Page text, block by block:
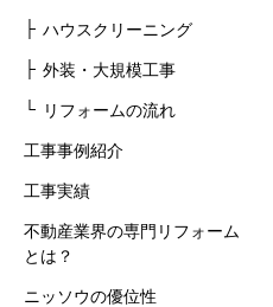
ハウスクリーニング
外装・大規模工事
リフォームの流れ
工事事例紹介
工事実績
不動産業界の専門リフォーム
とは？
ニッソウの優位性